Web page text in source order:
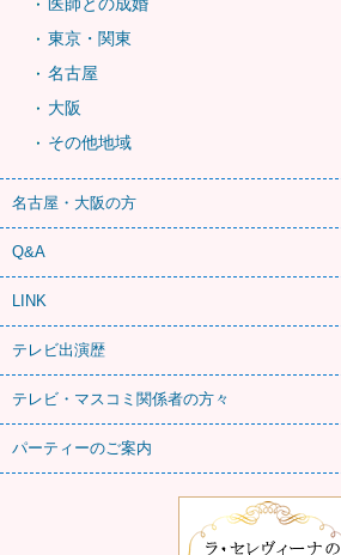
東京・関東
名古屋
大阪
その他地域
名古屋・大阪の方
Q&A
LINK
テレビ出演歴
テレビ・マスコミ関係者の方々
パーティーのご案内